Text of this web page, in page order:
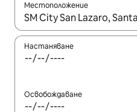
Местоположение
Когато резултатите се
Настаняване
Освобождаване